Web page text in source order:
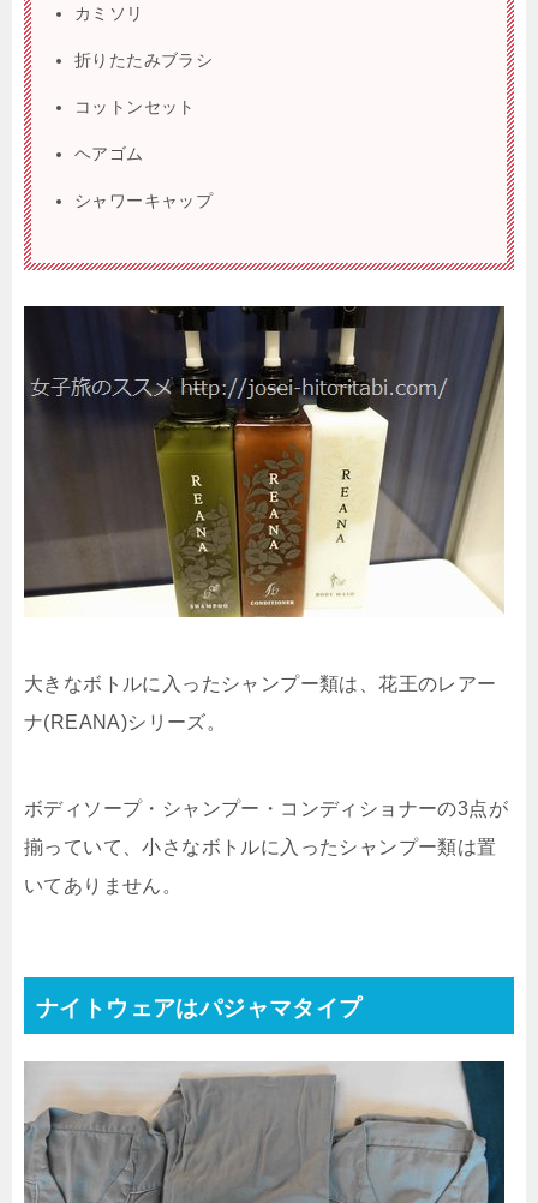
カミソリ
折りたたみブラシ
コットンセット
ヘアゴム
シャワーキャップ
大きなボトルに入ったシャンプー類は、花王のレアー
ナ(REANA)シリーズ。
ボディソープ・シャンプー・コンディショナーの3点が
揃っていて、小さなボトルに入ったシャンプー類は置
いてありません。
ナイトウェアはパジャマタイプ